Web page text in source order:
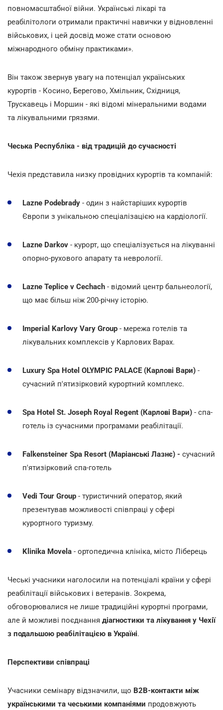
повномасштабної війни. Українські лікарі та
реабілітологи отримали практичні навички у відновленні
військових, і цей досвід може стати основою
міжнародного обміну практиками».
Він також звернув увагу на потенціал українських
курортів - Косино, Берегово, Хмільник, Східниця,
Трускавець і Моршин - які відомі мінеральними водами
та лікувальними грязями.
Чеська Республіка - від традицій до сучасності
Чехія представила низку провідних курортів та компаній:
Lazne Podebrady - один з найстаріших курортів
Європи з унікальною спеціалізацією на кардіології.
Lazne Darkov - курорт, що спеціалізується на лікуванні
опорно-рухового апарату та неврології.
Lazne Teplice v Cechach - відомий центр бальнеології,
що має більш ніж 200-річну історію.
Imperial Karlovy Vary Group - мережа готелів та
лікувальних комплексів у Карлових Варах.
Luxury Spa Hotel OLYMPIC PALACE (Карлові Вари) -
сучасний п'ятизірковий курортний комплекс.
Spa Hotel St. Joseph Royal Regent (Карлові Вари) - спа-
готель із сучасними програмами реабілітації.
Falkensteiner Spa Resort (Маріанські Лазнє) - сучасний
п'ятизірковий спа-готель
Vedi Tour Group - туристичний оператор, який
презентував можливості співпраці у сфері
курортного туризму.
Klinika Movela - ортопедична клініка, місто Ліберець
Чеські учасники наголосили на потенціалі країни у сфері
реабілітації військових і ветеранів. Зокрема,
обговорювалися не лише традиційні курортні програми,
але й можливі поєднання діагностики та лікування у Чехії
з подальшою реабілітацією в Україні.
Перспективи співпраці
Учасники семінару відзначили, що B2B-контакти між
українськими та чеськими компаніями продовжують